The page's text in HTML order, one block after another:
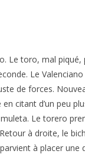
Le toro, mal
Le
de forces.
citant d’un peu
Le torero
à droite, le
à placer une